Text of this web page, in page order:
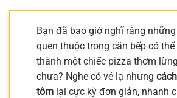
Bạn đã bao giờ nghĩ rằng
quen thuộc trong căn bếp có thể
thành một chiếc pizza thơm
chưa? Nghe có vẻ lạ nhưng
tôm lại cực kỳ đơn giản, nhanh